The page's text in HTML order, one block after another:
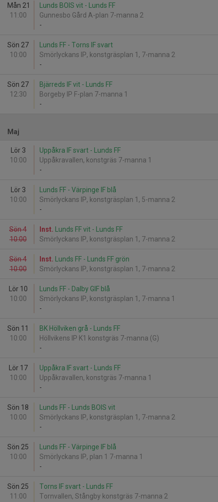
Mån 21
11:00
Lunds BOIS vit - Lunds FF
Gunnesbo Gård A-plan 7-manna 2
-
Sön 27
10:00
Lunds FF - Torns IF svart
Smörlyckans IP, konstgräsplan 1, 7-manna 2
-
Sön 27
12:30
Bjärreds IF vit - Lunds FF
Borgeby IP F-plan 7-manna 1
-
Maj
Lör 3
10:00
Uppåkra IF svart - Lunds FF
Uppåkravallen, konstgräs 7-manna 1
-
Lör 3
10:00
Lunds FF - Värpinge IF blå
Smörlyckans IP, konstgräsplan 1, 5-manna 2
-
Sön 4
10:00
Inst.
Lunds FF vit - Lunds FF
Smörlyckans IP, konstgräsplan 1, 7-manna 2
Sön 4
10:00
Inst.
Lunds FF - Lunds FF grön
Smörlyckans IP, konstgräsplan 1, 7-manna 2
Lör 10
10:00
Lunds FF - Dalby GIF blå
Smörlyckans IP, konstgräsplan 1, 7-manna 1
-
Sön 11
10:00
BK Höllviken grå - Lunds FF
Höllvikens IP K1 konstgräs 7-manna (G)
-
Lör 17
10:00
Uppåkra IF svart - Lunds FF
Uppåkravallen, konstgräs 7-manna 1
-
Sön 18
10:00
Lunds FF - Lunds BOIS vit
Smörlyckans IP, konstgräsplan 1, 7-manna 2
-
Sön 25
10:00
Lunds FF - Värpinge IF blå
Smörlyckans IP, plan 1 7-manna 1
-
Sön 25
11:00
Torns IF svart - Lunds FF
Tornvallen, Stångby konstgräs 7-manna 2